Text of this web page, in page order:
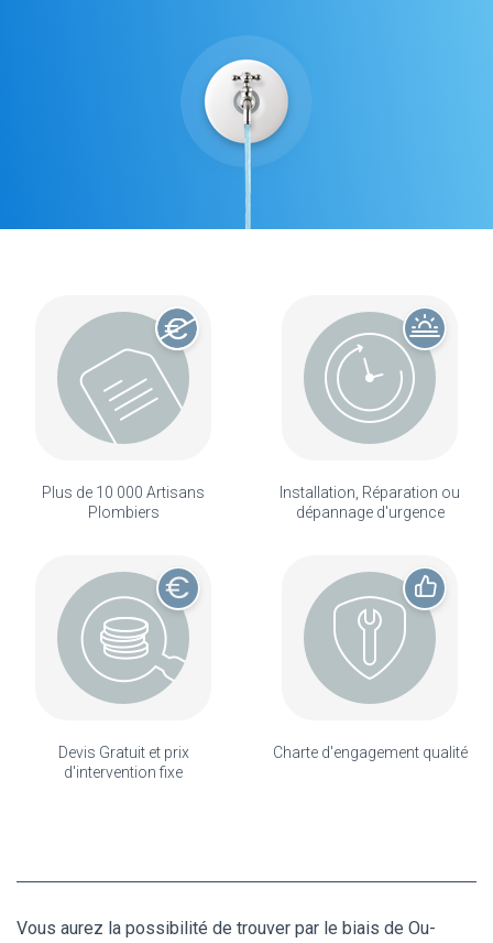
Plus de 10 000 Artisans
Plombiers
Installation, Réparation ou
dépannage d'urgence
Devis Gratuit et prix
d'intervention fixe
Charte d'engagement qualité
Vous aurez la possibilité de trouver par le biais de Ou-